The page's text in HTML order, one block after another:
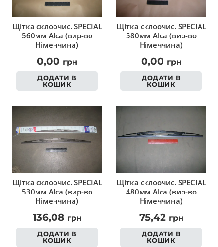
Щітка склоочис. SPECIAL
560мм Alca (вир-во
Німеччина)
0,00 грн
ДОДАТИ В
КОШИК
Щітка склоочис. SPECIAL
580мм Alca (вир-во
Німеччина)
0,00 грн
ДОДАТИ В
КОШИК
Щітка склоочис. SPECIAL
530мм Alca (вир-во
Німеччина)
136,08 грн
ДОДАТИ В
КОШИК
Щітка склоочис. SPECIAL
480мм Alca (вир-во
Німеччина)
75,42 грн
ДОДАТИ В
КОШИК